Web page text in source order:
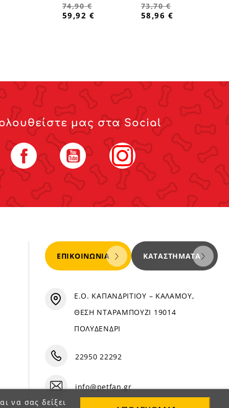
74,90 €
59,92 €
73,70 €
58,96 €
μας στα Social
Facebook YouTube Instagram
να σας δείξει
ΕΠΙΚΟΙΝΩΝΊΑ ΚΑΤΑΣΤΉΜΑΤΑ
Ε.Ο. ΚΑΠΑΝΔΡΙΤΙΟΥ – ΚΑΛΑΜΟΥ,
ΘΕΣΗ ΝΤΑΡΑΜΠΟΥΖΙ 19014
ΠΟΛΥΔΕΝΔΡΙ
22950 22292
info@petfan.gr